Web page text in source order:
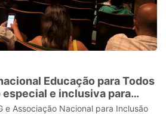
Educação para Todos
e inclusiva para
com deficiência
e Associação Nacional para Inclusão